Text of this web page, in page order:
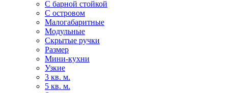
С барной стойкой
С островом
Малогабаритные
Модульные
Скрытые ручки
Размер
Мини-кухни
Узкие
3 кв. м.
5 кв. м.